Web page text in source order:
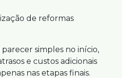
de reformas
simples no início,
e custos adicionais
nas etapas finais.